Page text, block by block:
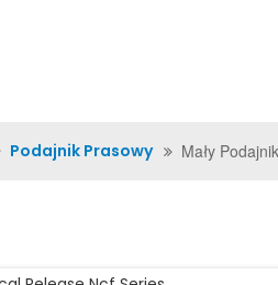
Podajnik Prasowy Mały